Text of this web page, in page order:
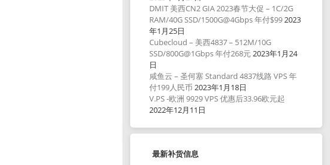
DMIT 美西CN2 GIA 2023春节大促 – 1C/2G
RAM/40G SSD/1500G@4Gbps 年付$992023
年1月25日
Cubecloud – 美西4837 – 512M/10G
SSD/800G@1Gbps 年付268元2023年1月24
日
咸鱼云 – 圣何塞 Standard 4837线路 VPS 年
付199人民币 2023年1月18日
V.PS -欧洲 9929 VPS 优惠后33.96欧元起
2022年12月11日
最新补货信息